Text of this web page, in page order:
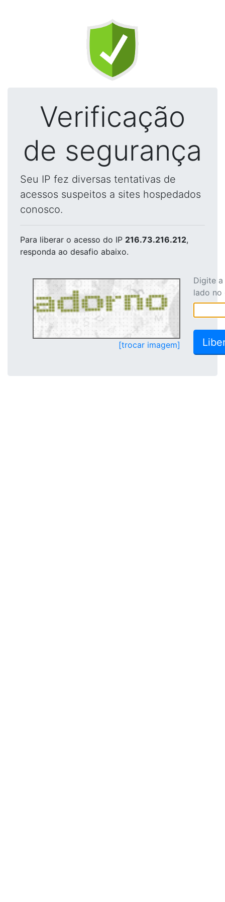
Verificação
de segurança
Seu IP fez diversas tentativas de
acessos suspeitos a sites hospedados
conosco.
Para liberar o acesso do IP 216.73.216.212,
responda ao desafio abaixo.
[trocar imagem]
Digite
lado no